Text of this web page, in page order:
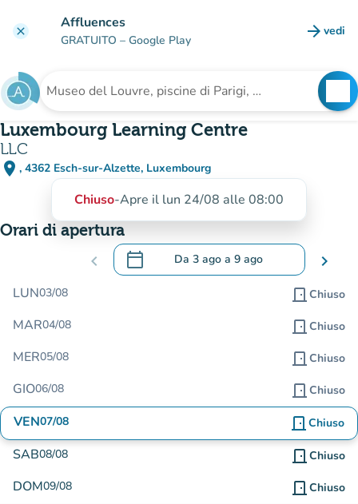
clear Affluences
GRATUITO – Google Play arrow_forward vedi
Cerca una struttura
Luxembourg Learning Centre
LLC
place , 4362 Esch-sur-Alzette, Luxembourg
(apri in Google Maps)
(nuova scheda)
Chiuso-Apre il lun 24/08 alle 08:00
Orari di apertura
chevron_left calendar_today Da 3 ago a 9 ago
.Aprire il calendario per modificare le
chevron_right
LUN03/08 door_front Chiuso
MAR04/08 door_front Chiuso
MER05/08 door_front Chiuso
GIO06/08 door_front Chiuso
VEN07/08 door_front Chiuso
SAB08/08 door_front Chiuso
DOM09/08 door_front Chiuso